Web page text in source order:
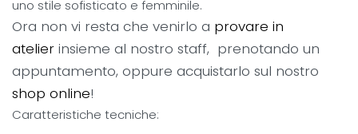
uno stile sofisticato e femminile.
Ora non vi resta che venirlo a provare in
atelier insieme al nostro staff, prenotando un
appuntamento, oppure acquistarlo sul nostro
shop online!
Caratteristiche tecniche: